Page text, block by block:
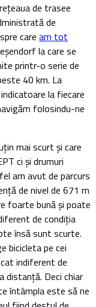
de trasee
de
care am tot
la care se
printr-o serie de
40 km. La
la fiecare
folosindu-ne
mai scurt şi care
ci şi drumuri
am avut de parcurs
de nivel de 671 m
foarte bună şi poate
de condiţia
însă sunt scurte.
bicicleta pe cei
indiferent de
distanţă. Deci chiar
întâmpla este să ne